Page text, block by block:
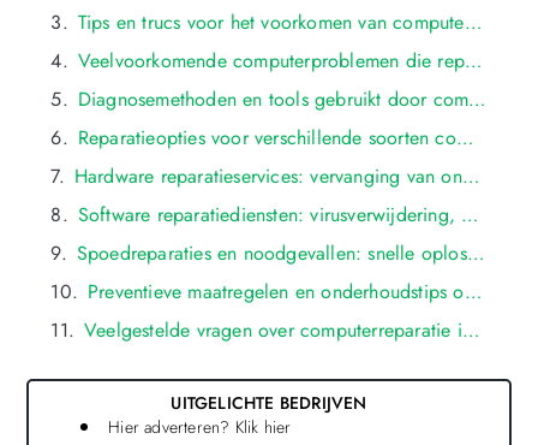
Tips en trucs voor het voorkomen van computerproblemen
Veelvoorkomende computerproblemen die reparatie vereisen in oldenzaal: hardwarefouten, softwarecrashes, en netwerkproblemen
Diagnosemethoden en tools gebruikt door computerreparatiebedrijven in oldenzaal
Reparatieopties voor verschillende soorten computers en apparaten: desktops, laptops, tablets, en smartphones in oldenzaal
Hardware reparatieservices: vervanging van onderdelen, reparatie van schermen, en upgrades in oldenzaal
Software reparatiediensten: virusverwijdering, bestandsherstel, en systeemoptimalisatie in oldenzaal
Spoedreparaties en noodgevallen: snelle oplossingen voor dringende computerproblemen in oldenzaal
Preventieve maatregelen en onderhoudstips om computerproblemen te voorkomen in oldenzaal
Veelgestelde vragen over computerreparatie in oldenzaal
UITGELICHTE BEDRIJVEN
Hier adverteren? Klik hier